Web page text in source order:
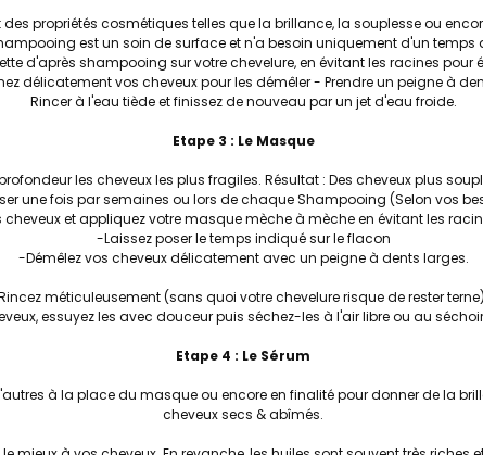
propriétés cosmétiques telles que la brillance, la souplesse ou
est un soin de surface et n'a besoin uniquement d'un temps
d'après shampooing sur votre chevelure, en évitant les racines pour
délicatement vos cheveux pour les démêler - Prendre un peigne à
Rincer à l'eau tiède et finissez de nouveau par un jet d'eau froide.
Etape 3 : Le Masque
les cheveux les plus fragiles. Résultat : Des cheveux plus
une fois par semaines ou lors de chaque Shampooing (Selon vos
et appliquez votre masque mèche à mèche en évitant les
-Laissez poser le temps indiqué sur le flacon
-Démêlez vos cheveux délicatement avec un peigne à dents larges.
méticuleusement (sans quoi votre chevelure risque de rester
essuyez les avec douceur puis séchez-les à l'air libre ou au
Etape 4 : Le Sérum
à la place du masque ou encore en finalité pour donner de la
cheveux secs & abîmés.